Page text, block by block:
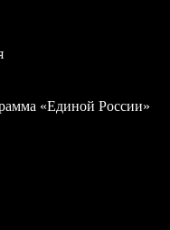
«Единой России»